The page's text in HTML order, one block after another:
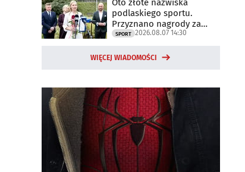
podlaskiego sportu.
Przyznano nagrody za
2025 rok
SPORT 2026.08.07 14:30
WIĘCEJ WIADOMOŚCI